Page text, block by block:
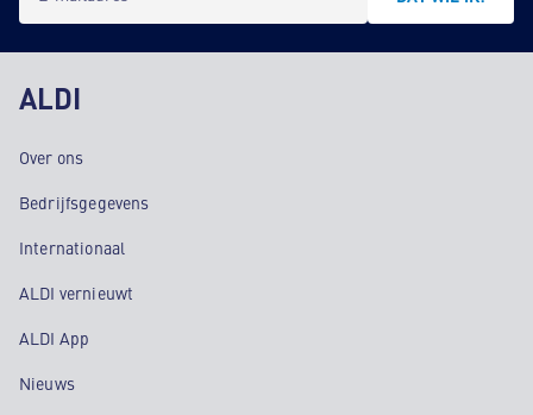
ALDI
Over ons
Bedrijfsgegevens
Internationaal
ALDI vernieuwt
ALDI App
Nieuws